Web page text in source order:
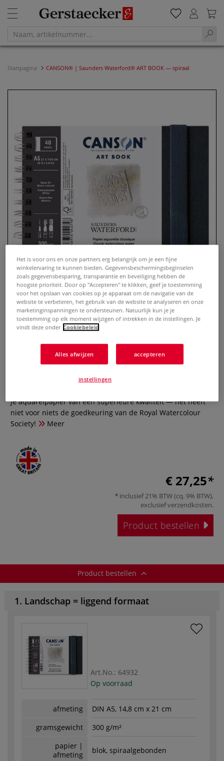
Startpagina CANSON® | Saunders Waterford® ART BOOK — spiraal
Waterford® ART BOOK — spiraal
je aquarelpapier van een superieure kwaliteit — het heeft
niet voor niets de goedkeuring van de Royal Watercolour
Society!
Meer
€ 27,25
inclusief 21% BTW (cq. 9% BTW),
exclusiefverzendkosten.
Product bestellen
Product bestellen
1. Landschap = liggend formaat
Art.No.: 64932
Op voorraad
afmeting
DIN A5, 14,8 cm x 21 cm
gramsgewicht
300 g/m²
papier |
afmeting
blok, spiraalgebonden
Het is voor ons en onze partners erg belangrijk om je een fijne
winkelervaring te kunnen bieden. Gegevensbeschermingsbeginselen
zoals gegevensbesparing, transparantie en beveiliging hebben de
hoogste prioriteit. Door op "Accepteren" te klikken, geef je toestemming
voor het opslaan van cookies op je apparaat om de navigatie van de
website te verbeteren, het gebruik van de website te analyseren en onze
marketinginspanningen te ondersteunen. Natuurlijk kun je je
toestemming op elk moment wijzigen of intrekken in de instellingen. Je
vindt deze onder Cookiebeleid
Alles afwijzen accepteren
instellingen